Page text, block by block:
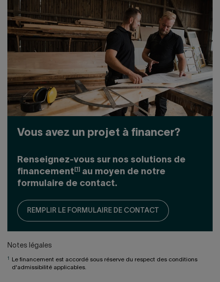
Vous avez un projet à financer?
Renseignez-vous sur nos solutions de
financement [1]
au moyen de notre
formulaire de contact.
REMPLIR LE FORMULAIRE DE CONTACT
Notes légales
Le financement est accordé sous réserve du respect des conditions
d'admissibilité applicables.